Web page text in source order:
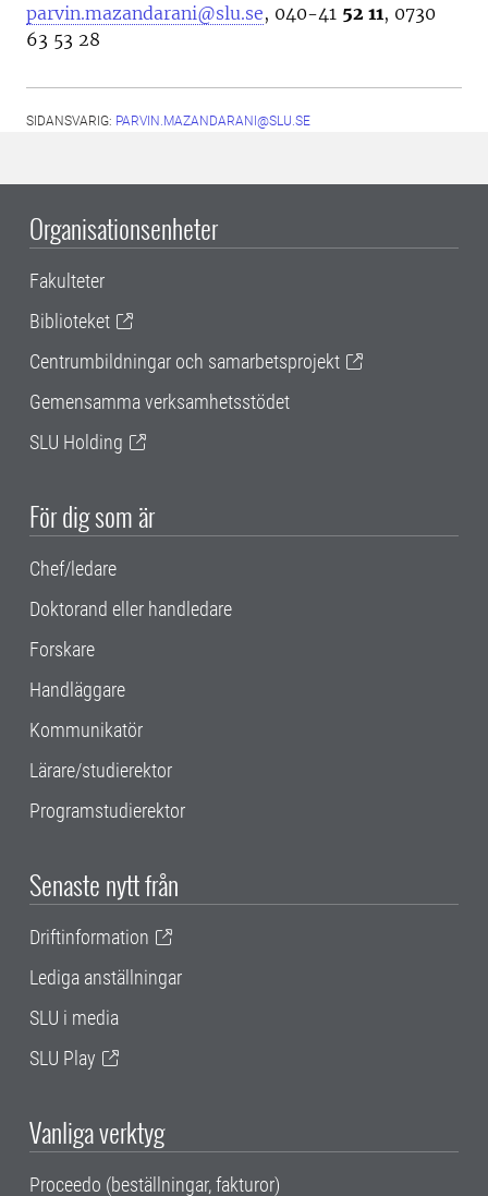
parvin.mazandarani@slu.se, 040-41 52 11, 0730
63 53 28
SIDANSVARIG: PARVIN.MAZANDARANI@SLU.SE
Organisationsenheter
Fakulteter
Biblioteket
Centrumbildningar och samarbetsprojekt
Gemensamma verksamhetsstödet
SLU Holding
För dig som är
Chef/ledare
Doktorand eller handledare
Forskare
Handläggare
Kommunikatör
Lärare/studierektor
Programstudierektor
Senaste nytt från
Driftinformation
Lediga anställningar
SLU i media
SLU Play
Vanliga verktyg
Proceedo (beställningar, fakturor)